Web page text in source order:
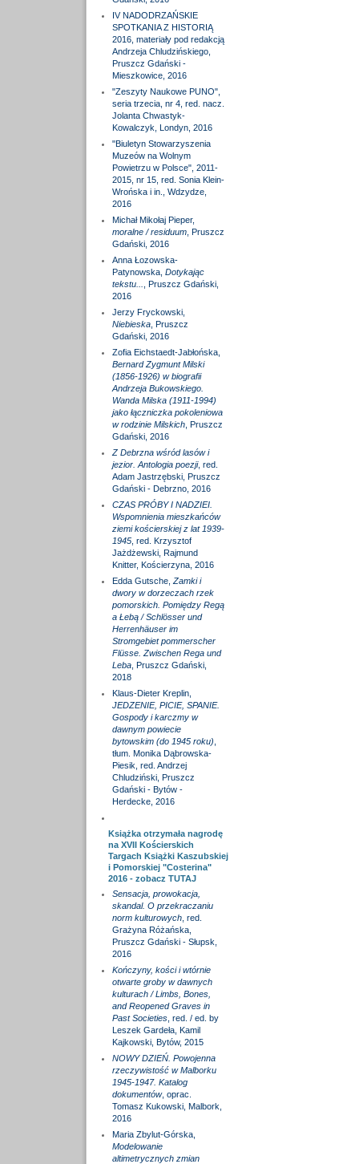
IV NADODRZAŃSKIE
SPOTKANIA Z HISTORIĄ
2016, materiały pod redakcją
Andrzeja Chludzińskiego,
Pruszcz Gdański -
Mieszkowice, 2016
"Zeszyty Naukowe PUNO",
seria trzecia, nr 4, red. nacz.
Jolanta Chwastyk-
Kowalczyk, Londyn, 2016
"Biuletyn Stowarzyszenia
Muzeów na Wolnym
Powietrzu w Polsce", 2011-
2015, nr 15, red. Sonia Klein-
Wrońska i in., Wdzydze,
2016
Michał Mikołaj Pieper,
moralne / residuum, Pruszcz
Gdański, 2016
Anna Łozowska-
Patynowska, Dotykając
tekstu...
, Pruszcz Gdański,
2016
Jerzy Fryckowski,
Niebieska, Pruszcz
Gdański, 2016
Zofia Eichstaedt-Jabłońska,
Bernard Zygmunt Milski
(1856-1926) w biografii
Andrzeja Bukowskiego.
Wanda Milska (1911-1994)
jako łączniczka pokoleniowa
w rodzinie Milskich, Pruszcz
Gdański, 2016
Z Debrzna wśród lasów i
jezior. Antologia poezji, red.
Adam Jastrzębski, Pruszcz
Gdański - Debrzno, 2016
CZAS PRÓBY I NADZIEI.
Wspomnienia mieszkańców
ziemi kościerskiej z lat 1939-
1945, red. Krzysztof
Jażdżewski, Rajmund
Knitter, Kościerzyna, 2016
Edda Gutsche, Zamki i
dwory w dorzeczach rzek
pomorskich. Pomiędzy Regą
a Łebą / Schlösser und
Herrenhäuser im
Stromgebiet pommerscher
Flüsse. Zwischen Rega und
Leba, Pruszcz Gdański,
2018
Klaus-Dieter Kreplin,
JEDZENIE, PICIE, SPANIE.
Gospody i karczmy w
dawnym powiecie
bytowskim (do 1945 roku)
tłum. Monika Dąbrowska-
Piesik, red. Andrzej
Chludziński, Pruszcz
Gdański - Bytów -
Herdecke, 2016
Książka otrzymała nagrodę
na XVII Kościerskich
Targach Książki Kaszubskiej
i Pomorskiej "Costerina"
2016 - zobacz TUTAJ
Sensacja, prowokacja,
skandal. O przekraczaniu
norm kulturowych, red.
Grażyna Różańska,
Pruszcz Gdański - Słupsk,
2016
Kończyny, kości i wtórnie
otwarte groby w dawnych
kulturach / Limbs, Bones,
and Reopened Graves in
Past Societies, red. / ed. by
Leszek Gardeła, Kamil
Kajkowski, Bytów, 2015
NOWY DZIEŃ. Powojenna
rzeczywistość w Malborku
1945-1947. Katalog
dokumentów, oprac.
Tomasz Kukowski, Malbork,
2016
Maria Zbylut-Górska,
Modelowanie
altimetrycznych zmian